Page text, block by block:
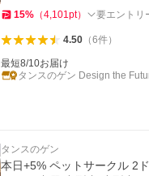
15% （4,101pt） 要エントリ
4.50（6件）
最短8/10お届け
タンスのゲン Design the
タンスのゲン
本日+5% ペットサークル 2